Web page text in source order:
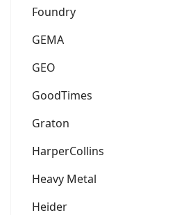
Foundry
GEMA
GEO
GoodTimes
Graton
HarperCollins
Heavy Metal
Heider